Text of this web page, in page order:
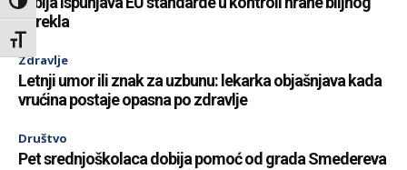
Toggle High Contrast
Toggle Font size
porekla
Zdravlje
Letnji umor ili znak za uzbunu: lekarka objašnjava kada
vrućina postaje opasna po zdravlje
Društvo
Pet srednjoškolaca dobija pomoć od grada Smedereva